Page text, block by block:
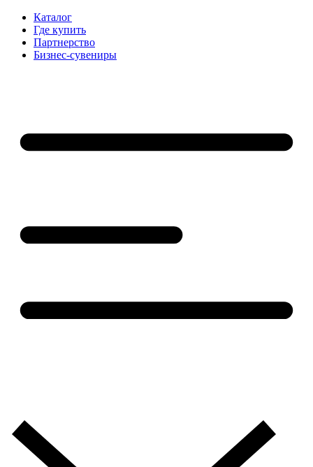
Каталог
Где купить
Партнерство
Бизнес-сувениры